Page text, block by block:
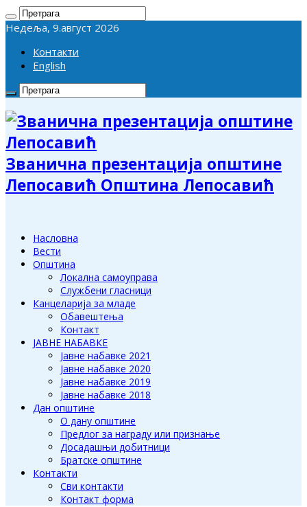
Недеља, 9.август 2026
Контакти
English
Званична презентација општине
Лепосавић Општина Лепосавић
Насловна
Вести
Општина
Локална самоуправа
Службени гласници
Канцеларија за младе
Обавештења
Контакт
ЈАВНЕ НАБАВКЕ
Јавне набавке 2021
Јавне набавке 2020
Јавне набавке 2019
Јавне набавке 2018
Дан општине
О дану општине
Предлог за награду или признање
Досадашњи добитници
Братске општине
Контакти
Сви контакти
Контакт форма